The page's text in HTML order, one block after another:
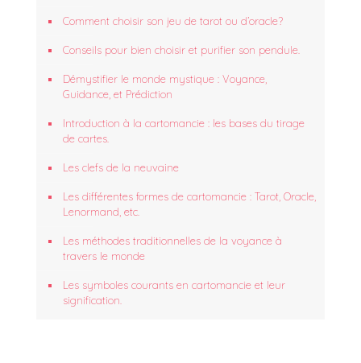
Comment choisir son jeu de tarot ou d’oracle?
Conseils pour bien choisir et purifier son pendule.
Démystifier le monde mystique : Voyance,
Guidance, et Prédiction
Introduction à la cartomancie : les bases du tirage
de cartes.
Les clefs de la neuvaine
Les différentes formes de cartomancie : Tarot, Oracle,
Lenormand, etc.
Les méthodes traditionnelles de la voyance à
travers le monde
Les symboles courants en cartomancie et leur
signification.